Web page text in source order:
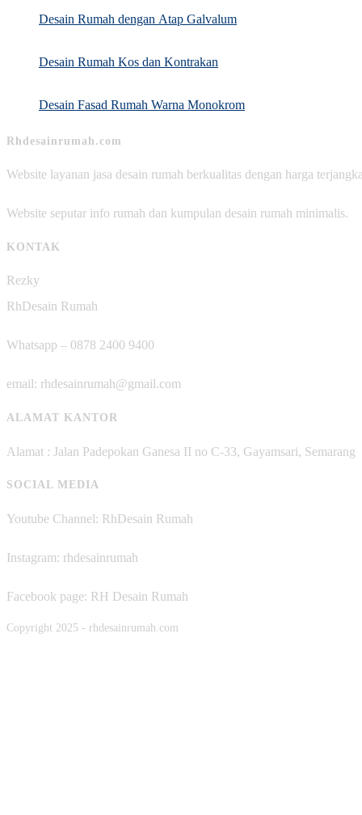
Desain Rumah dengan Atap Galvalum
Desain Rumah Kos dan Kontrakan
Desain Fasad Rumah Warna Monokrom
Rhdesainrumah.com
Website layanan jasa desain rumah berkualitas dengan harga
Website seputar info rumah dan kumpulan desain rumah minimalis.
KONTAK
Rezky
RhDesain Rumah
Whatsapp – 0878 2400 9400
email: rhdesainrumah@gmail.com
ALAMAT KANTOR
Alamat : Jalan Padepokan Ganesa II no C-33, Gayamsari, Semarang
SOCIAL MEDIA
Youtube Channel: RhDesain Rumah
Instagram: rhdesainrumah
Facebook page: RH Desain Rumah
Copyright 2025 - rhdesainrumah.com